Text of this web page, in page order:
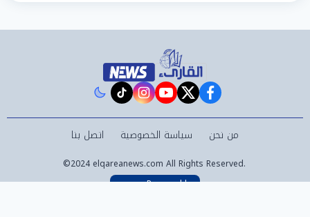
facebook
twitter
youtube
instagram
tiktok
من نحن سياسة الخصوصية اتصل بنا
©2024 elqareanews.com All Rights Reserved.
Powered by